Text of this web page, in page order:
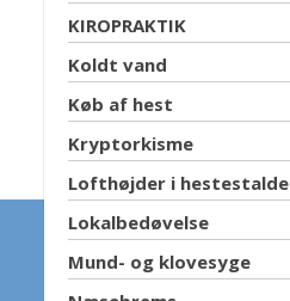
KIROPRAKTIK
Koldt vand
Køb af hest
Kryptorkisme
Lofthøjder i hestestalde
Lokalbedøvelse
Mund- og klovesyge